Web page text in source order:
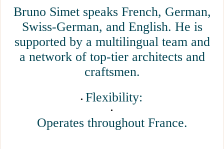
Bruno Simet speaks French, German,
Swiss-German, and English. He is
supported by a multilingual team and
a network of top-tier architects and
craftsmen.
Flexibility:
Operates throughout France.